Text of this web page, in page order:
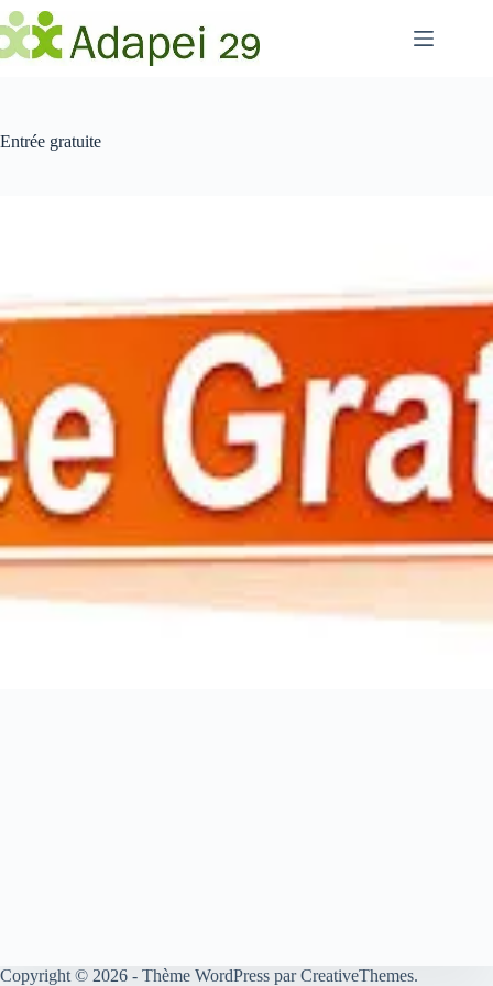
Passer
au
contenu
Entrée gratuite
Copyright © 2026 - Thème WordPress parCreativeThemes.